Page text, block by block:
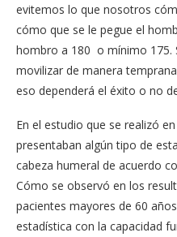
evitemos lo que nosotros
cómo que se le pegue el
hombro a 180 o mínimo 175.
movilizar de manera
eso dependerá el éxito o no
En el estudio que se realizó
presentaban algún tipo de
cabeza humeral de acuerdo
Cómo se observó en los
pacientes mayores de 60
estadística con la capacidad